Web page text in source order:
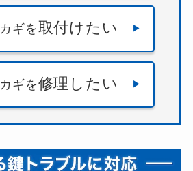
カギを取付けたい
カギを修理したい